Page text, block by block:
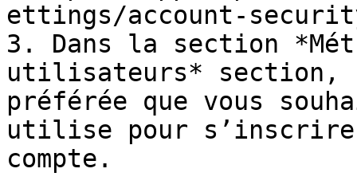
ettings/account-
3. Dans la section
utilisateurs* section,
préférée que vous
utilise pour
compte.